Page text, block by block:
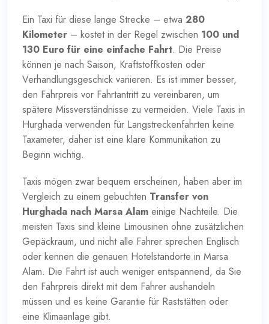
Ein Taxi für diese lange Strecke – etwa 280
Kilometer – kostet in der Regel zwischen 100 und
130 Euro für eine einfache Fahrt. Die Preise
können je nach Saison, Kraftstoffkosten oder
Verhandlungsgeschick variieren. Es ist immer besser,
den Fahrpreis vor Fahrtantritt zu vereinbaren, um
spätere Missverständnisse zu vermeiden. Viele Taxis in
Hurghada verwenden für Langstreckenfahrten keine
Taxameter, daher ist eine klare Kommunikation zu
Beginn wichtig.
Taxis mögen zwar bequem erscheinen, haben aber im
Vergleich zu einem gebuchten Transfer von
Hurghada nach Marsa Alam einige Nachteile. Die
meisten Taxis sind kleine Limousinen ohne zusätzlichen
Gepäckraum, und nicht alle Fahrer sprechen Englisch
oder kennen die genauen Hotelstandorte in Marsa
Alam. Die Fahrt ist auch weniger entspannend, da Sie
den Fahrpreis direkt mit dem Fahrer aushandeln
müssen und es keine Garantie für Raststätten oder
eine Klimaanlage gibt.